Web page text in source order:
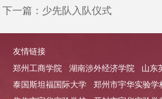
下一篇： 少先队入队仪式
友情链接
郑州工商学院
湖南涉外经济学院
山东
泰国斯坦福国际大学
郑州市宇华实验学